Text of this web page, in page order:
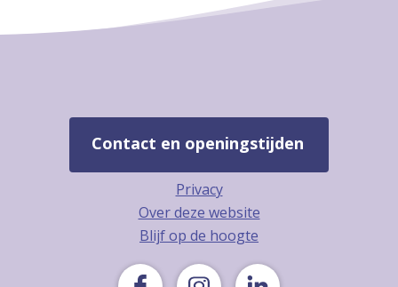
Contact en openingstijden
Privacy
Over deze website
Blijf op de hoogte